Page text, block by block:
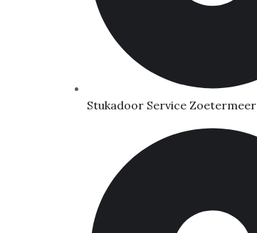
Stukadoor Service Zoetermeer